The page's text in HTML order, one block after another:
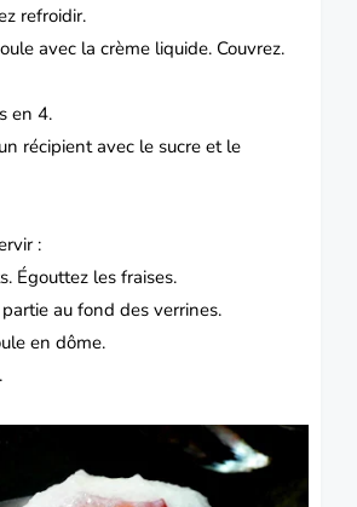
refroidir.
avec la crème liquide. Couvrez.
en 4.
récipient avec le sucre et le
:
Égouttez les fraises.
au fond des verrines.
en dôme.